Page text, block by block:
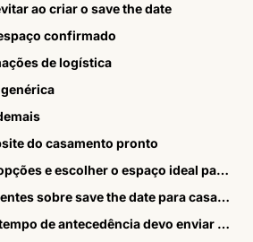
ao criar o save the date
confirmado
de logística
do casamento pronto
Como comparar opções e escolher o espaço ideal para seu casamento em Trancoso
Perguntas frequentes sobre save the date para casamentos em Trancoso
Com quanto tempo de antecedência devo enviar o save the date para um casamento em Trancoso?